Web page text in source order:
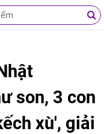
son, 3 con
xù', giải